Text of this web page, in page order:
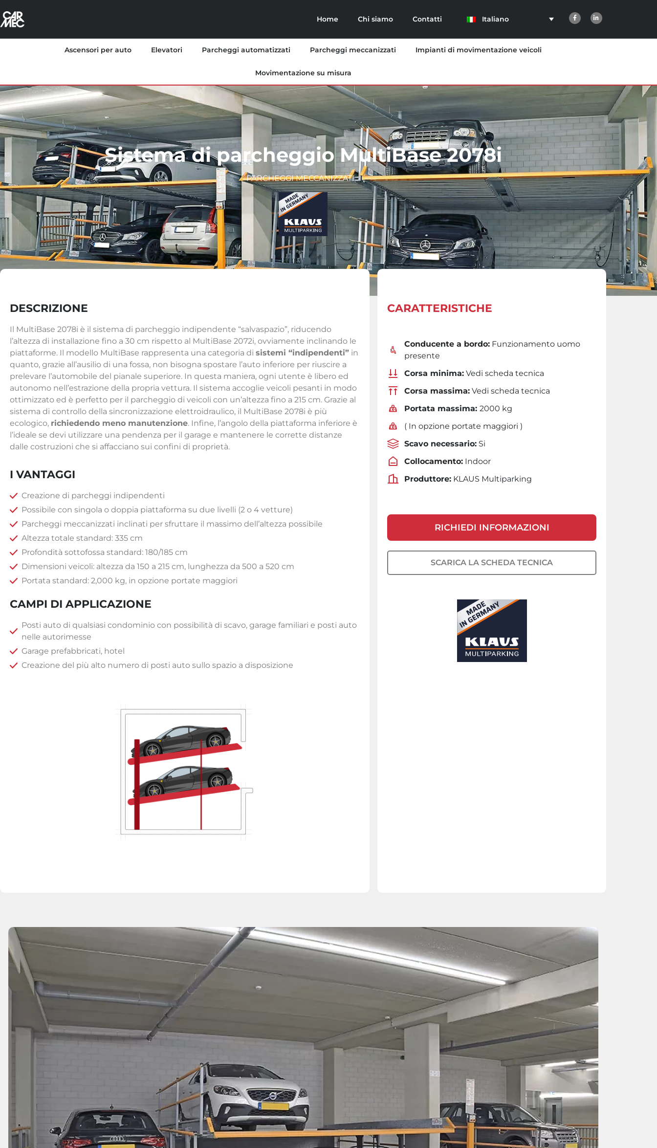
Home Chi siamo Contatti Italiano
Ascensori per auto Elevatori Parcheggi automatizzati Parcheggi meccanizzati Impianti di movimentazione veicoli
Movimentazione su misura
Sistema di parcheggio MultiBase 2078i
PARCHEGGI MECCANIZZATI
DESCRIZIONE
Il MultiBase 2078i è il sistema di parcheggio indipendente “salvaspazio”, riducendo
l’altezza di installazione fino a 30 cm rispetto al MultiBase 2072i, ovviamente inclinando le
piattaforme. Il modello MultiBase rappresenta una categoria di sistemi “indipendenti” in
quanto, grazie all’ausilio di una fossa, non bisogna spostare l’auto inferiore per riuscire a
prelevare l’automobile del pianale superiore. In questa maniera, ogni utente è libero ed
autonomo nell’estrazione della propria vettura. Il sistema accoglie veicoli pesanti in modo
ottimizzato ed è perfetto per il parcheggio di veicoli con un’altezza fino a 215 cm. Grazie al
sistema di controllo della sincronizzazione elettroidraulico, il MultiBase 2078i è più
ecologico, richiedendo meno manutenzione. Infine, l’angolo della piattaforma inferiore è
l’ideale se devi utilizzare una pendenza per il garage e mantenere le corrette distanze
dalle costruzioni che si affacciano sui confini di proprietà.
I VANTAGGI
Creazione di parcheggi indipendenti
Possibile con singola o doppia piattaforma su due livelli (2 o 4 vetture)
Parcheggi meccanizzati inclinati per sfruttare il massimo dell’altezza possibile
Altezza totale standard: 335 cm
Profondità sottofossa standard: 180/185 cm
Dimensioni veicoli: altezza da 150 a 215 cm, lunghezza da 500 a 520 cm
Portata standard: 2,000 kg, in opzione portate maggiori
CAMPI DI APPLICAZIONE
Posti auto di qualsiasi condominio con possibilità di scavo, garage familiari e posti auto
nelle autorimesse
Garage prefabbricati, hotel
Creazione del più alto numero di posti auto sullo spazio a disposizione
CARATTERISTICHE
Conducente a bordo: Funzionamento uomo
presente
Corsa minima: Vedi scheda tecnica
Corsa massima: Vedi scheda tecnica
Portata massima:2000 kg
( In opzione portate maggiori )
Scavo necessario: Si
Collocamento: Indoor
Produttore: KLAUS Multiparking
RICHIEDI INFORMAZIONI
SCARICA LA SCHEDA TECNICA